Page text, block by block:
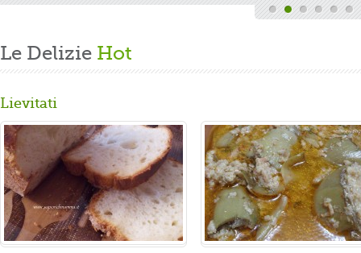
Le Delizie Hot
Lievitati